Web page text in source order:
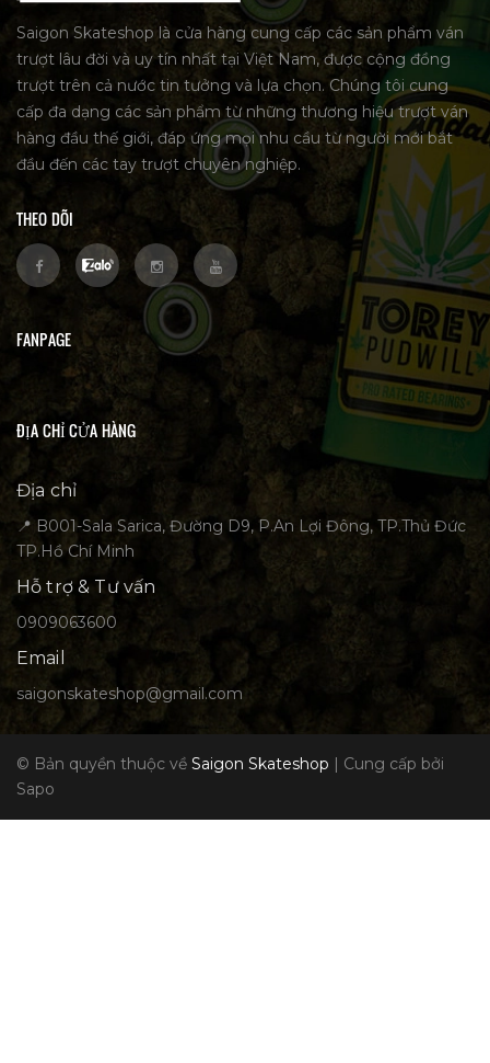
Saigon Skateshop là cửa hàng cung cấp các sản phẩm ván
trượt lâu đời và uy tín nhất tại Việt Nam, được cộng đồng
trượt trên cả nước tin tưởng và lựa chọn. Chúng tôi cung
cấp đa dạng các sản phẩm từ những thương hiệu trượt ván
hàng đầu thế giới, đáp ứng mọi nhu cầu từ người mới bắt
đầu đến các tay trượt chuyên nghiệp.
THEO DÕI
FANPAGE
ĐỊA CHỈ CỬA HÀNG
Địa chỉ
📍 B001-Sala Sarica, Đường D9, P.An Lợi Đông, TP.Thủ Đức
TP.Hồ Chí Minh
Hỗ trợ & Tư vấn
0909063600
Email
saigonskateshop@gmail.com
© Bản quyền thuộc về Saigon Skateshop | Cung cấp bởi
Sapo